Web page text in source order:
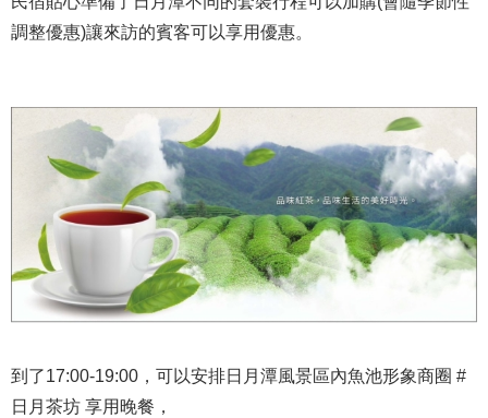
調整優惠)讓來訪的賓客可以享用優惠。
到了17:00-19:00，可以安排日月潭風景區內魚池形象商圈 #
日月茶坊 享用晚餐，